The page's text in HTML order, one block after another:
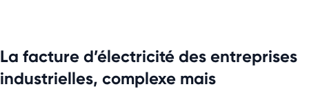
La facture d’électricité des entreprises
industrielles, complexe mais